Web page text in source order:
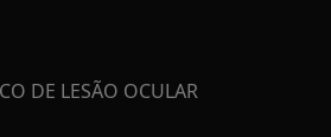
DE LESÃO OCULAR